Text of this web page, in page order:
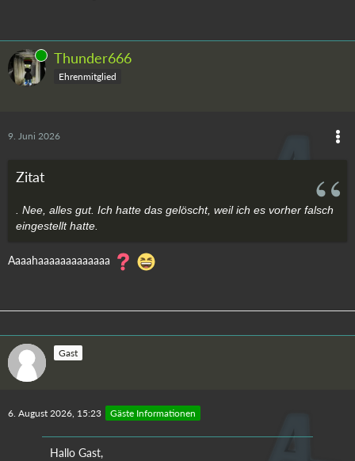
Online Thunder666
Ehrenmitglied
9. Juni 2026
Zitat
. Nee, alles gut. Ich hatte das gelöscht, weil ich es vorher falsch
eingestellt hatte.
Aaaahaaaaaaaaaaaaa
Gast
6. August 2026, 15:23 Gäste Informationen
Hallo Gast,